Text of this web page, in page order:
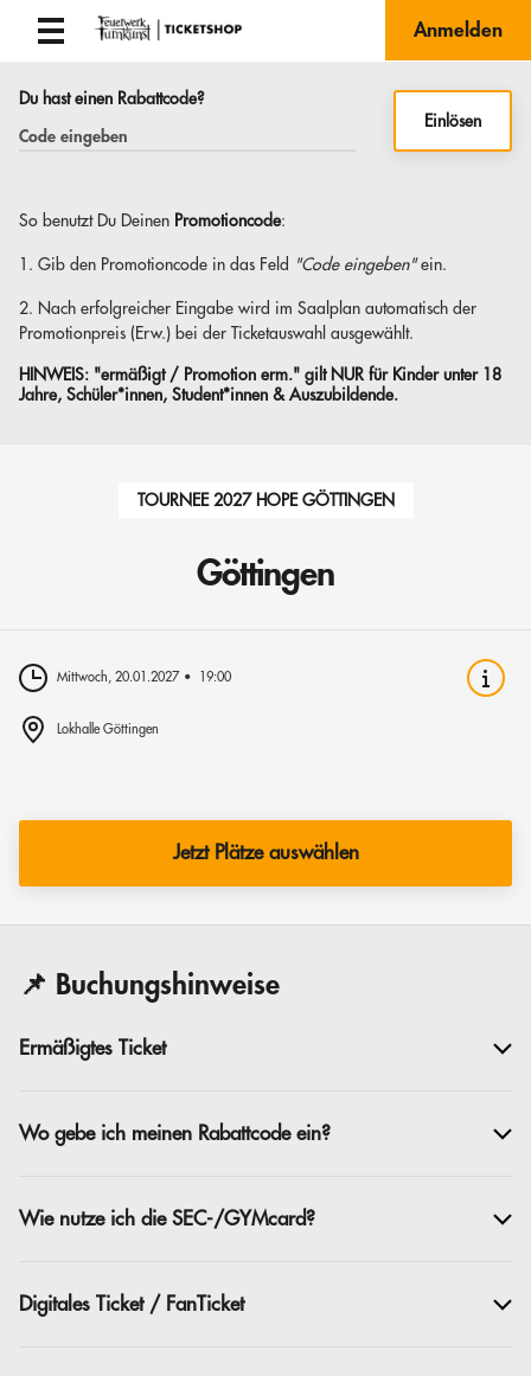
Anmelden
Du hast einen Rabattcode?
Einlösen
So benutzt Du Deinen Promotioncode:
1. Gib den Promotioncode in das Feld "Code eingeben"ein.
2. Nach erfolgreicher Eingabe wird im Saalplan automatisch der
Promotionpreis (Erw.) bei der Ticketauswahl ausgewählt.
HINWEIS: "ermäßigt / Promotion erm." gilt NUR für Kinder unter 18
Jahre, Schüler*innen, Student*innen & Auszubildende.
TOURNEE 2027 HOPE GÖTTINGEN
Göttingen
Mittwoch, 20.01.2027 19:00
Lokhalle Göttingen
Jetzt Plätze auswählen
📌 Buchungshinweise
Ermäßigtes Ticket
Wo gebe ich meinen Rabattcode ein?
Wie nutze ich die SEC-/GYMcard?
Digitales Ticket / FanTicket